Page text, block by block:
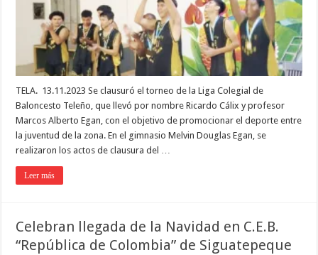
TELA. 13.11.2023 Se clausuró el torneo de la Liga Colegial de
Baloncesto Teleño, que llevó por nombre Ricardo Cálix y profesor
Marcos Alberto Egan, con el objetivo de promocionar el deporte entre
la juventud de la zona. En el gimnasio Melvin Douglas Egan, se
realizaron los actos de clausura del …
Leer más
Celebran llegada de la Navidad en C.E.B.
“República de Colombia” de Siguatepeque